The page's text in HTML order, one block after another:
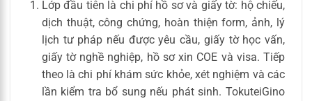
Lớp đầu tiên là chi phí hồ sơ và giấy tờ: hộ chiếu,
dịch thuật, công chứng, hoàn thiện form, ảnh, lý
lịch tư pháp nếu được yêu cầu, giấy tờ học vấn,
giấy tờ nghề nghiệp, hồ sơ xin COE và visa. Tiếp
theo là chi phí khám sức khỏe, xét nghiệm và các
lần kiểm tra bổ sung nếu phát sinh. TokuteiGino